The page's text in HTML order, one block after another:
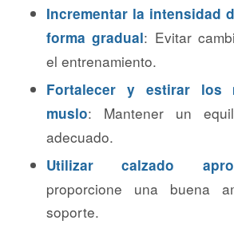
Incrementar la intensidad
forma gradual: Evitar
el entrenamiento.
Fortalecer y estirar los
muslo: Mantener un
adecuado.
Utilizar calzado
proporcione una buena
soporte.